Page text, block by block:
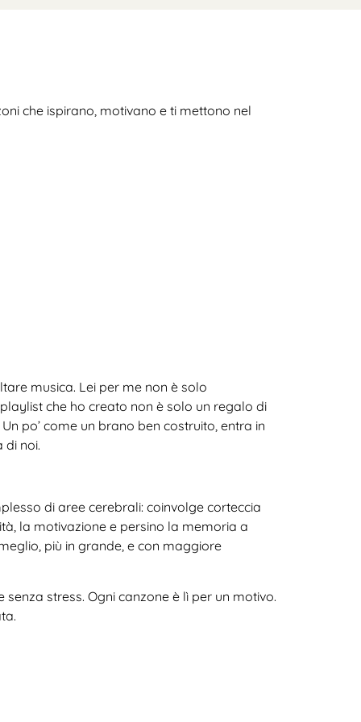
che ispirano, motivano e ti mettono nel
musica. Lei per me non è solo
che ho creato non è solo un regalo di
po’ come un brano ben costruito, entra in
di noi.
di aree cerebrali: coinvolge corteccia
la motivazione e persino la memoria a
più in grande, e con maggiore
senza stress. Ogni canzone è lì per un motivo.